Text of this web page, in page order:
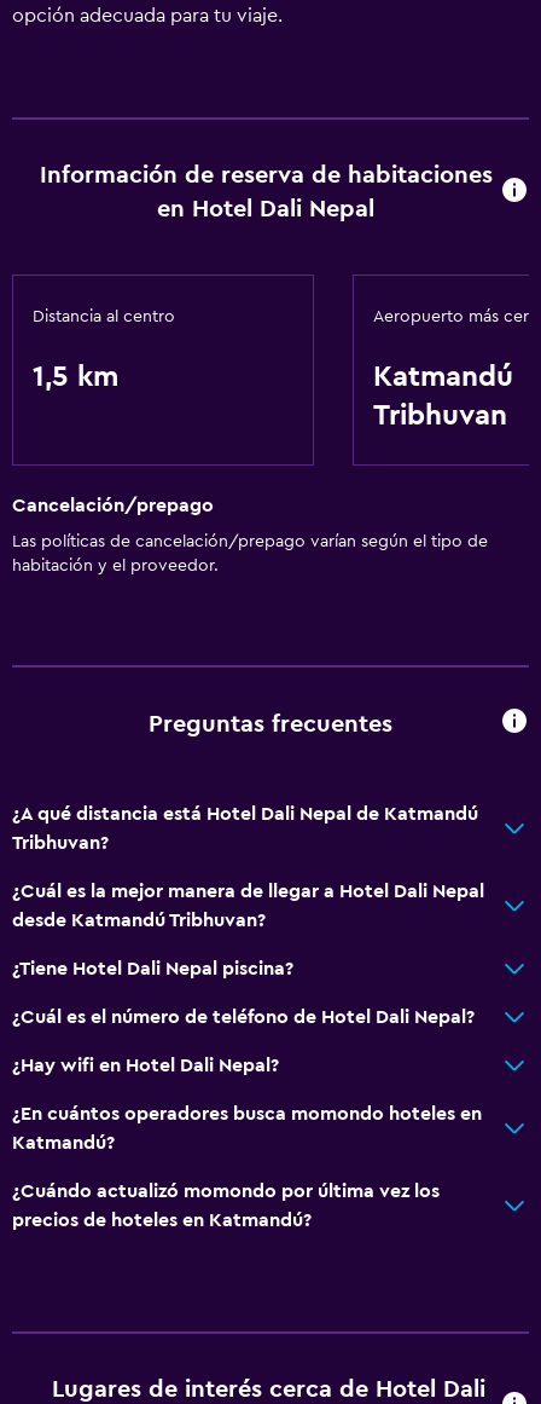
opción adecuada para tu viaje.
Información de reserva de habitaciones
en Hotel Dali Nepal
Distancia al centro
1,5 km
Aeropuerto más
Katmandú
Tribhuvan
Cancelación/prepago
Las políticas de cancelación/prepago varían según el tipo de
habitación y el proveedor.
Preguntas frecuentes
¿A qué distancia está Hotel Dali Nepal de Katmandú
Tribhuvan?
¿Cuál es la mejor manera de llegar a Hotel Dali Nepal
desde Katmandú Tribhuvan?
¿Tiene Hotel Dali Nepal piscina?
¿Cuál es el número de teléfono de Hotel Dali Nepal?
¿Hay wifi en Hotel Dali Nepal?
¿En cuántos operadores busca momondo hoteles en
Katmandú?
¿Cuándo actualizó momondo por última vez los
precios de hoteles en Katmandú?
Lugares de interés cerca de Hotel Dali